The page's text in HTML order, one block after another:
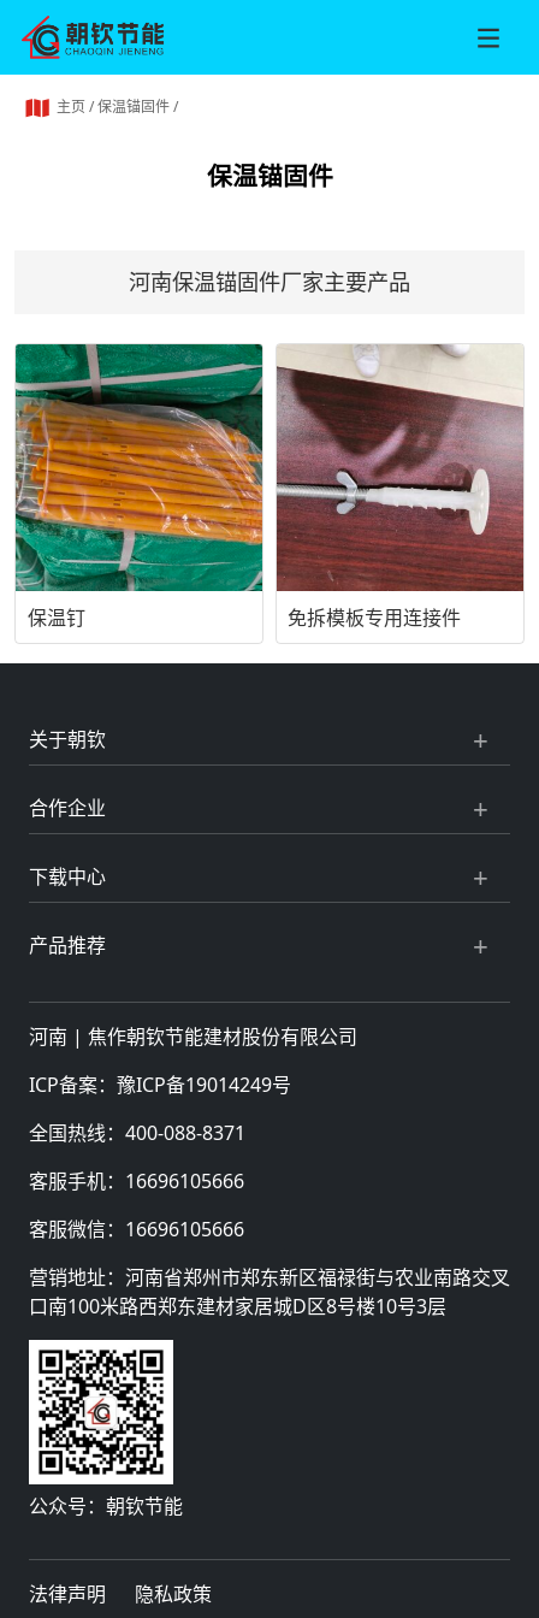
主页/保温锚固件/
保温锚固件
河南保温锚固件厂家主要产品
保温钉 免拆模板专用连接件
关于朝钦
合作企业
下载中心
产品推荐
河南 | 焦作朝钦节能建材股份有限公司
ICP备案： 豫ICP备19014249号
全国热线： 400-088-8371
客服手机： 16696105666
客服微信： 16696105666
营销地址：河南省郑州市郑东新区福禄街与农业南路交叉
口南100米路西郑东建材家居城D区8号楼10号3层
公众号：朝钦节能
法律声明 隐私政策